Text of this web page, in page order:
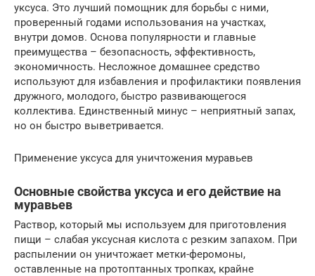
уксуса. Это лучший помощник для борьбы с ними,
проверенный годами использования на участках,
внутри домов. Основа популярности и главные
преимущества – безопасность, эффективность,
экономичность. Несложное домашнее средство
используют для избавления и профилактики появления
дружного, молодого, быстро развивающегося
коллектива. Единственный минус – неприятный запах,
но он быстро выветривается.
Применение уксуса для уничтожения муравьев
Основные свойства уксуса и его действие на
муравьев
Раствор, который мы используем для приготовления
пищи – слабая уксусная кислота с резким запахом. При
распылении он уничтожает метки-феромоны,
оставленные на протоптанных тропках, крайне